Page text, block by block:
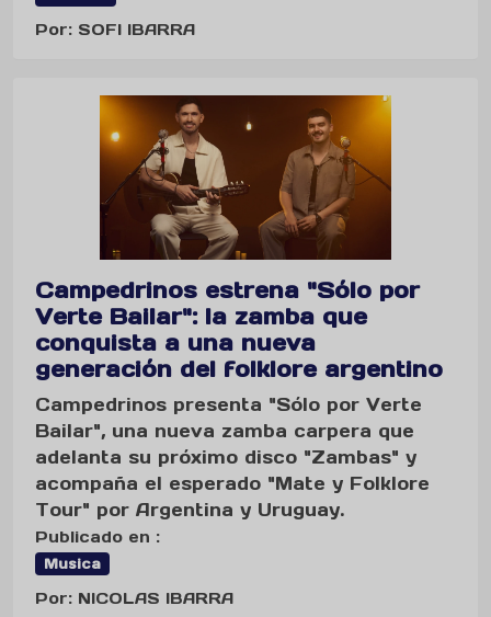
Por: SOFI IBARRA
Campedrinos estrena "Sólo por
Verte Bailar": la zamba que
conquista a una nueva
generación del folklore argentino
Campedrinos presenta "Sólo por Verte
Bailar", una nueva zamba carpera que
adelanta su próximo disco "Zambas" y
acompaña el esperado "Mate y Folklore
Tour" por Argentina y Uruguay.
Publicado en :
Musica
Por: NICOLAS IBARRA